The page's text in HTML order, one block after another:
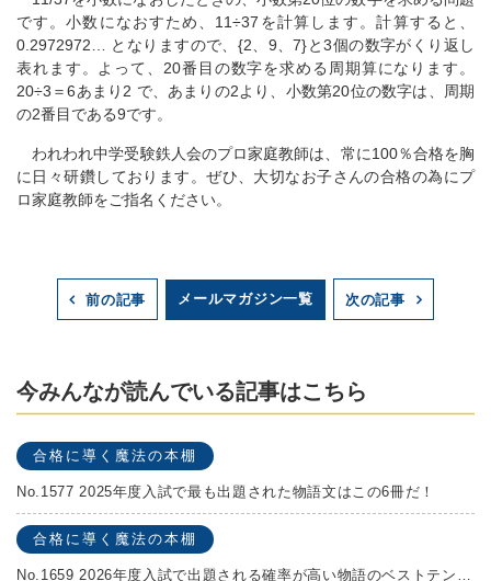
です。小数になおすため、11÷37を計算します。計算すると、
0.2972972… となりますので、{2、9、7}と3個の数字がくり返し
表れます。よって、20番目の数字を求める周期算になります。
20÷3＝6あまり2 で、あまりの2より、小数第20位の数字は、周期
の2番目である9です。
われわれ中学受験鉄人会のプロ家庭教師は、常に100％合格を胸
に日々研鑽しております。ぜひ、大切なお子さんの合格の為にプ
ロ家庭教師をご指名ください。
前の記事 メールマガジン一覧 次の記事
今みんなが読んでいる記事はこちら
合格に導く魔法の本棚
No.1577 2025年度入試で最も出題された物語文はこの6冊だ！
合格に導く魔法の本棚
No.1659 2026年度入試で出題される確率が高い物語のベストテンを発表します！